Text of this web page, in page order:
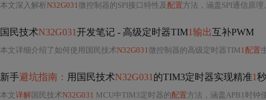
本文深入解析N32G031微控制器的SPI接口特性及 配置方法，涵盖SPI通信原理
国民技术N32G031开发笔记 - 高级定时器TIM1输出互补PWM
本文详细介绍了如何使用国民技术N32G031微控制器的高级定时器TIM1配置
新手避坑指南： 用国民技术N32G031 的TIM3定时器实现精准1
本文详解 国民技术N32G031 MCU中TIM3定时器的配置方法，涵盖APB1时钟